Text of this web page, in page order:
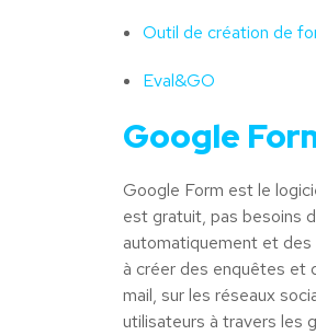
Outil de création de
Eval&GO
Google
Google Form est le
est gratuit, pas besoins
automatiquement et des
à créer des enquêtes et
mail, sur les réseaux
utilisateurs à travers les